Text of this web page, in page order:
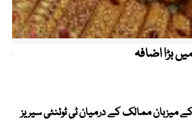
ورلڈ کپ 2027 کے میزبان ممالک کے درمیان ٹی ٹوئنٹی سیریز